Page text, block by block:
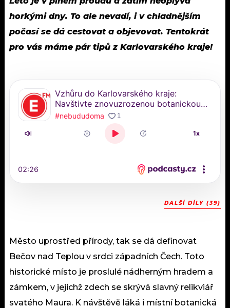
horkými dny. To ale nevadí, i v chladnějším
počasí se dá cestovat a objevovat. Tentokrát
pro vás máme pár tipů z Karlovarského kraje!
DALŠÍ DÍLY (39)
Město uprostřed přírody, tak se dá definovat
Bečov nad Teplou v srdci západních Čech. Toto
historické místo je proslulé nádherným hradem a
zámkem, v jejichž zdech se skrývá slavný relikviář
svatého Maura. K návštěvě láká i místní botanická